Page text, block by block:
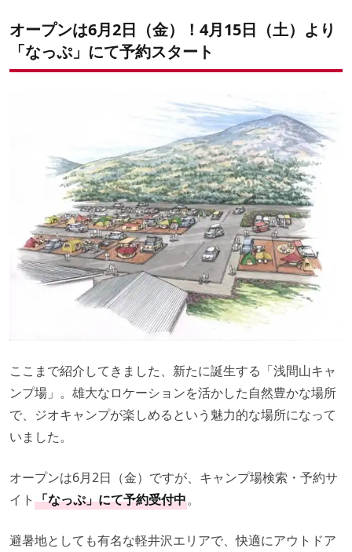
オープンは6月2日（金）！4月15日（土）より
「なっぷ」にて予約スタート
ここまで紹介してきました、新たに誕生する「浅間山キャ
ンプ場」。雄大なロケーションを活かした自然豊かな場所
で、ジオキャンプが楽しめるという魅力的な場所になって
いました。
オープンは6月2日（金）ですが、キャンプ場検索・予約サ
イト 「なっぷ」にて予約受付中。
避暑地としても有名な軽井沢エリアで、快適にアウトドア